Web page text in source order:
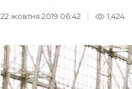
22 жовтня 2019 06:42 1,424